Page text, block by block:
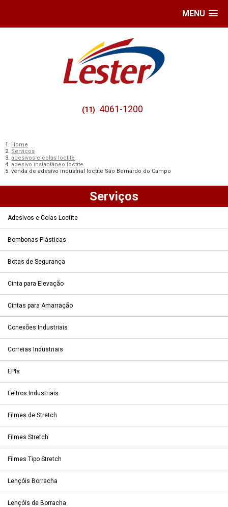
MENU
(11) 4061-1200
Home
Serviços
adesivos e colas loctite
adesivo instantâneo loctite
venda de adesivo industrial loctite São Bernardo do Campo
Serviços
Adesivos e Colas Loctite
Bombonas Plásticas
Botas de Segurança
Cinta para Elevação
Cintas para Amarração
Conexões Industriais
Correias Industriais
EPIs
Feltros Industriais
Filmes de Stretch
Filmes Stretch
Filmes Tipo Stretch
Lençóis Borracha
Lençóis de Borracha